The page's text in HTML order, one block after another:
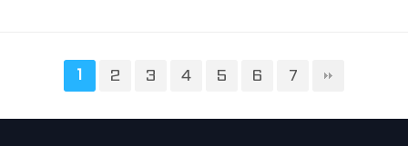
1 2 3 4 5 6 7